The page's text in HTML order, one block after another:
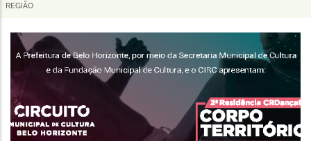
de
navegação
REGIÃO